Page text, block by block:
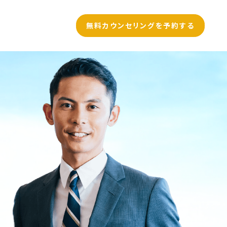
無料カウンセリングを予約する